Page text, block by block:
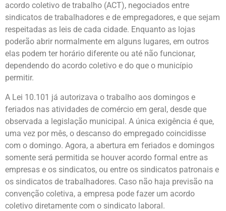
acordo coletivo de trabalho (ACT), negociados entre
sindicatos de trabalhadores e de empregadores, e que sejam
respeitadas as leis de cada cidade. Enquanto as lojas
poderão abrir normalmente em alguns lugares, em outros
elas podem ter horário diferente ou até não funcionar,
dependendo do acordo coletivo e do que o município
permitir.
A Lei 10.101 já autorizava o trabalho aos domingos e
feriados nas atividades de comércio em geral, desde que
observada a legislação municipal. A única exigência é que,
uma vez por mês, o descanso do empregado coincidisse
com o domingo. Agora, a abertura em feriados e domingos
somente será permitida se houver acordo formal entre as
empresas e os sindicatos, ou entre os sindicatos patronais e
os sindicatos de trabalhadores. Caso não haja previsão na
convenção coletiva, a empresa pode fazer um acordo
coletivo diretamente com o sindicato laboral.